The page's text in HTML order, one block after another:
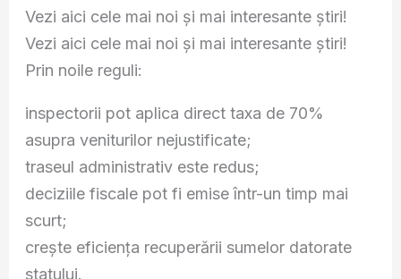
Vezi aici cele mai noi și mai interesante știri!
Vezi aici cele mai noi și mai interesante știri!
Prin noile reguli:
inspectorii pot aplica direct taxa de 70%
asupra veniturilor nejustificate;
traseul administrativ este redus;
deciziile fiscale pot fi emise într-un timp mai
scurt;
crește eficiența recuperării sumelor datorate
statului.